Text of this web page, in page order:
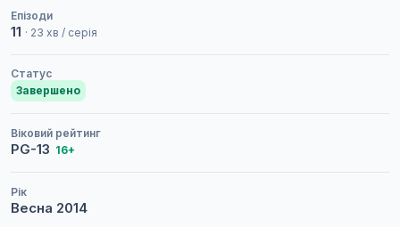
Епізоди
11 · 23 хв / серія
Статус
Завершено
Віковий рейтинг
PG-13 16+
Рік
Весна 2014